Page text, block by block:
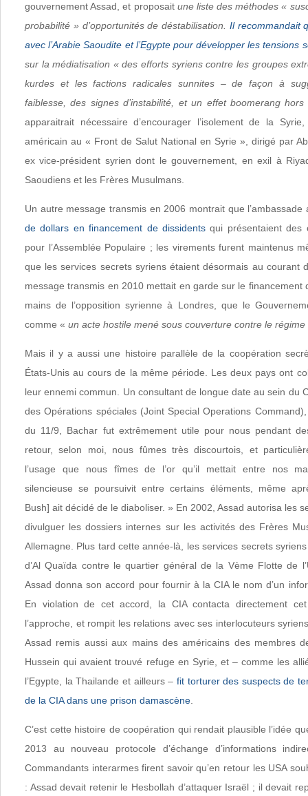
gouvernement Assad, et proposait une liste des méthodes «
probabilité » d’opportunités de déstabilisation. Il recommandait
avec l’Arabie Saoudite et l’Egypte pour développer les tensions
sur la médiatisation « des efforts syriens contre les groupes
kurdes et les factions radicales sunnites – de façon à
faiblesse, des signes d’instabilité, et un effet boomerang
apparaitrait nécessaire d’encourager l’isolement de la
américain au « Front de Salut National en Syrie », dirigé par
ex vice-président syrien dont le gouvernement, en exil à
Saoudiens et les Frères Musulmans.
Un autre message transmis en 2006 montrait que
de dollars en financement de dissidents qui présentaient des
pour l’Assemblée Populaire ; les virements furent maintenus
que les services secrets syriens étaient désormais au courant
message transmis en 2010 mettait en garde sur le financement
mains de l’opposition syrienne à Londres, que le
comme « un acte hostile mené sous couverture contre le régime
Mais il y a aussi une histoire parallèle de la coopération
États-Unis au cours de la même période. Les deux pays ont
leur ennemi commun. Un consultant de longue date au sein du
des Opérations spéciales (Joint Special Operations
du 11/9, Bachar fut extrêmement utile pour nous pendant
retour, selon moi, nous fûmes très discourtois, et
l’usage que nous fîmes de l’or qu’il mettait entre nos
silencieuse se poursuivit entre certains éléments, même
Bush] ait décidé de le diaboliser. » En 2002, Assad autorisa les
divulguer les dossiers internes sur les activités des Frères
Allemagne. Plus tard cette année-là, les services secrets
d’Al Quaïda contre le quartier général de la Vème Flotte de
Assad donna son accord pour fournir à la CIA le nom d’un
En violation de cet accord, la CIA contacta directement
l’approche, et rompit les relations avec ses interlocuteurs
Assad remis aussi aux mains des américains des membres
Hussein qui avaient trouvé refuge en Syrie, et – comme les
l’Egypte, la Thailande et ailleurs – fit torturer des suspects de
de la CIA dans une prison damascène
C’est cette histoire de coopération qui rendait plausible l’idée
2013 au nouveau protocole d’échange d’informations
Commandants interarmes firent savoir qu’en retour les USA
: Assad devait retenir le Hesbollah d’attaquer Israël ; il devait